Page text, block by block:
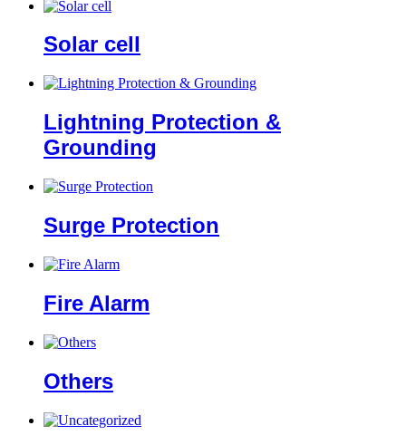
Solar cell
Lightning Protection &
Grounding
Surge Protection
Fire Alarm
Others